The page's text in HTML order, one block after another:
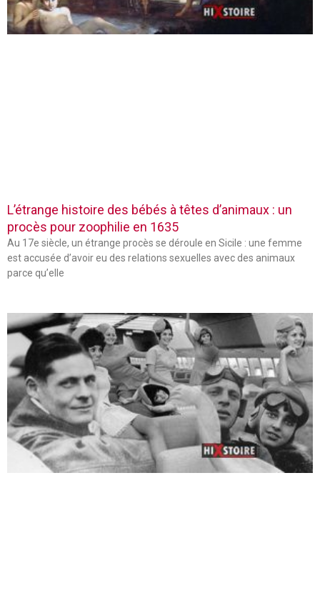
L’étrange histoire des bébés à têtes d’animaux : un
procès pour zoophilie en 1635
Au 17e siècle, un étrange procès se déroule en Sicile : une femme
est accusée d’avoir eu des relations sexuelles avec des animaux
parce qu’elle